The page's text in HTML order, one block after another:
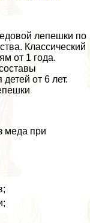
лепешки по
Классический
от 1 года.
от 6 лет.
меда при